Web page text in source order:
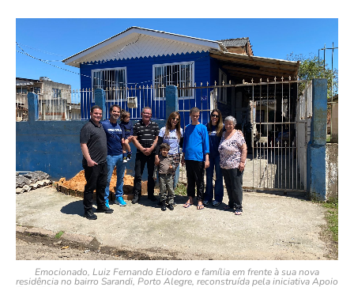
Emocionado, Luiz Fernando Eliodoro e família em frente à sua nova
residência no bairro Sarandi, Porto Alegre, reconstruída pela iniciativa Apoio